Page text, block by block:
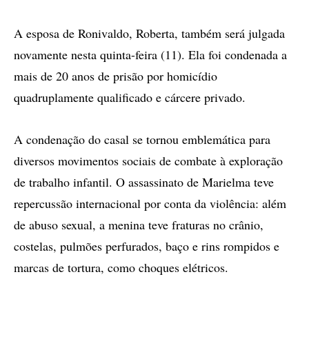
A esposa de Ronivaldo, Roberta, também será julgada
novamente nesta quinta-feira (11). Ela foi condenada a
mais de 20 anos de prisão por homicídio
quadruplamente qualificado e cárcere privado.
A condenação do casal se tornou emblemática para
diversos movimentos sociais de combate à exploração
de trabalho infantil. O assassinato de Marielma teve
repercussão internacional por conta da violência: além
de abuso sexual, a menina teve fraturas no crânio,
costelas, pulmões perfurados, baço e rins rompidos e
marcas de tortura, como choques elétricos.